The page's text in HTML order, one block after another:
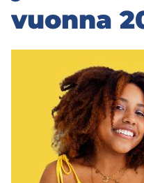
vuon­na